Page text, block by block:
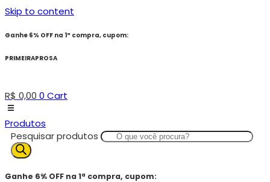
Skip to content
Ganhe 6% OFF na 1ª compra, cupom:
PRIMEIRAPROSA
R$ 0,00 0 Cart
Produtos
Pesquisar produtos
Ganhe 6% OFF na 1ª compra, cupom: